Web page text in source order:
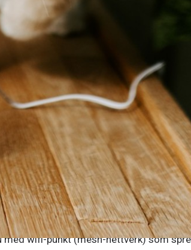
og sentralt. Selv om du får lynraskt
de må passere gjennom vegger eller
peis og pipeløp. Trevegger eller
og ulikt smarthjem-utstyr. Med
å fordele seg på. Husk også at jo
får alle de trådløse duppedittene dine.
være godt nok, men større
med wifi-punkt (mesh-nettverk) som